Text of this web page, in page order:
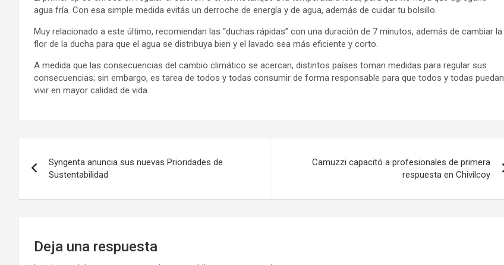
agua fría. Con esa simple medida evitás un derroche de energía y de agua, además de cuidar tu bolsillo.
Muy relacionado a este último, recomiendan las “duchas rápidas” con una duración de 7 minutos, además de cambiar la
flor de la ducha para que el agua se distribuya bien y el lavado sea más eficiente y corto.
A medida que las consecuencias del cambio climático se acercan, distintos países toman medidas para regular sus
consecuencias; sin embargo, es tarea de todos y todas consumir de forma responsable para que todos y todas puedan
vivir en mayor calidad de vida.
de
entradas
Syngenta anuncia sus nuevas Prioridades de
Sustentabilidad
Camuzzi capacitó a profesionales de primera
respuesta en Chivilcoy
Deja una respuesta